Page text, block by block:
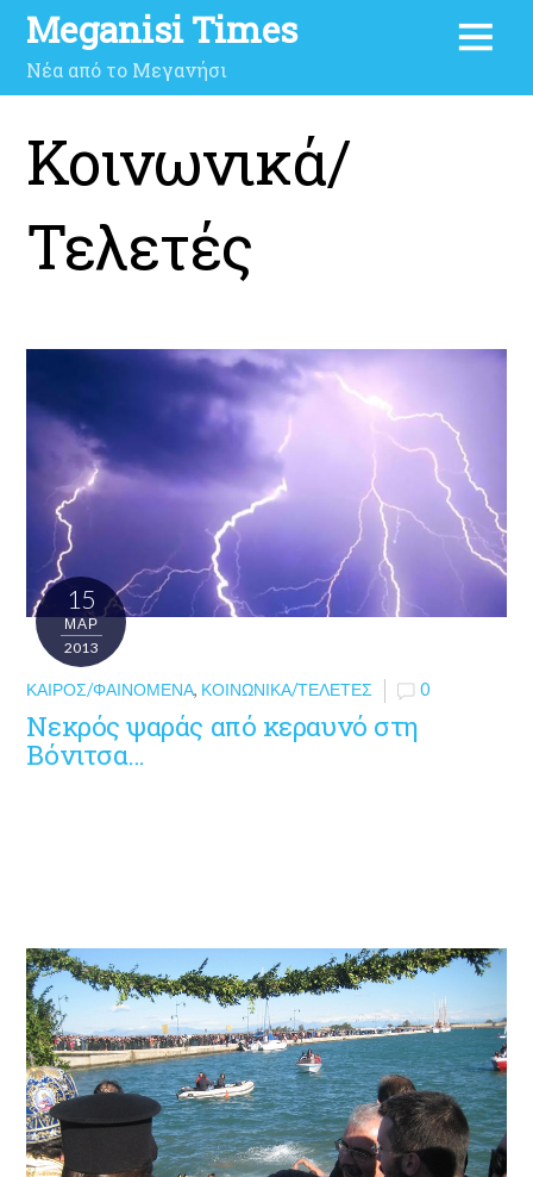
Meganisi Times
Νέα από το Μεγανήσι
Κοινωνικά/
Τελετές
15
ΜΑΡ
2013
ΚΑΙΡΌΣ/ΦΑΙΝΌΜΕΝΑ, ΚΟΙΝΩΝΙΚΆ/ΤΕΛΕΤΈΣ 0
Νεκρός ψαράς από κεραυνό στη
Βόνιτσα…